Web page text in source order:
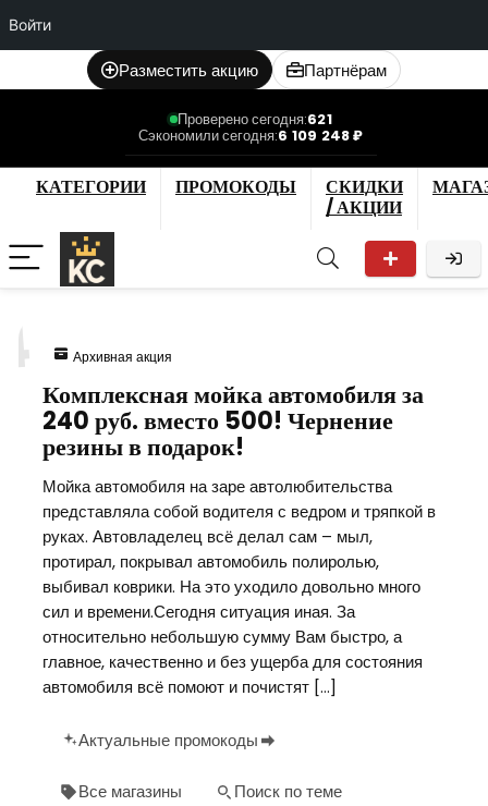
Войти
Разместить акцию Партнёрам
Проверено сегодня:621
Сэкономили сегодня:6 109 248 ₽
КАТЕГОРИИ ПРОМОКОДЫ
СКИДКИ
/ АКЦИИ
Архивная акция
Комплексная мойка автомобиля за
240 руб. вместо 500! Чернение
резины в подарок!
Мойка автомобиля на заре автолюбительства
представляла собой водителя с ведром и тряпкой в
руках. Автовладелец всё делал сам – мыл,
протирал, покрывал автомобиль полиролью,
выбивал коврики. На это уходило довольно много
сил и времени.Сегодня ситуация иная. За
относительно небольшую сумму Вам быстро, а
главное, качественно и без ущерба для состояния
автомобиля всё помоют и почистят […]
Актуальные промокоды
Все магазины Поиск по теме